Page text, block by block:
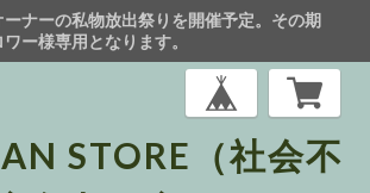
ーナーの私物放出祭りを開催予定。その期
ー様専用となります。
STORE（社会不